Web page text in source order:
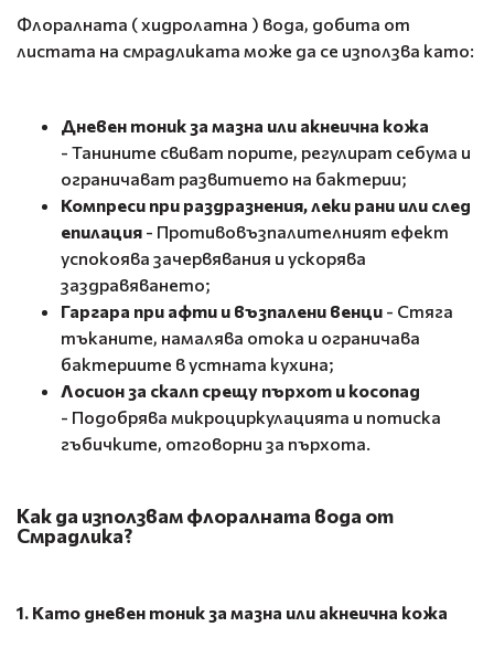
Флоралната ( хидролатна ) вода, добита от
листата на смрадликата може да се използва като:
Дневен тоник за мазна или акнеична кожа
- Танините свиват порите, регулират себума и
ограничават развитието на бактерии;
Компреси при раздразнения, леки рани или след
епилация - Противовъзпалителният ефект
успокоява зачервявания и ускорява
заздравяването;
Гаргара при афти и възпалени венци - Стяга
тъканите, намалява отока и ограничава
бактериите в устната кухина;
Лосион за скалп срещу пърхот и косопад
- Подобрява микроциркулацията и потиска
гъбичките, отговорни за пърхота.
Как да използвам флоралната вода от
Смрадлика?
1. Като дневен тоник за мазна или акнеична кожа